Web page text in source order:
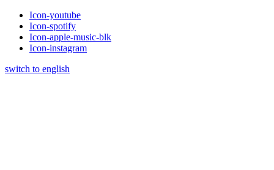
Icon-youtube
Icon-spotify
Icon-apple-music-blk
Icon-instagram
switch to english